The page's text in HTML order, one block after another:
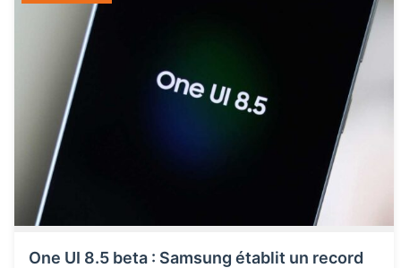
One UI 8.5 beta : Samsung établit un record